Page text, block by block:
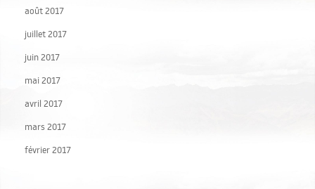
août 2017
juillet 2017
juin 2017
mai 2017
avril 2017
mars 2017
février 2017